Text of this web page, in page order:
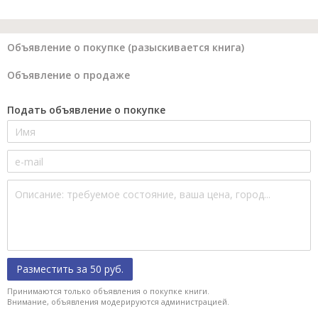
Объявление о покупке (разыскивается книга)
Объявление о продаже
Подать объявление о покупке
Разместить за 50 руб.
Принимаются только объявления о покупке книги.
Внимание, объявления модерируются администрацией.